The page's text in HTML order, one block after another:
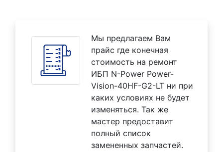
Мы предлагаем Вам
прайс где конечная
стоимость на ремонт
ИБП N-Power Power-
Vision-40HF-G2-LT ни при
каких условиях не будет
изменяться. Так же
мастер предоставит
полный список
замененных запчастей.